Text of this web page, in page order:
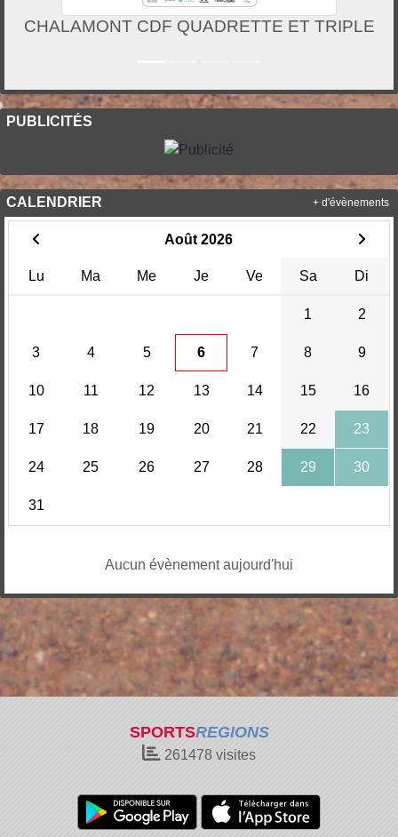
CHALAMONT CDF QUADRETTE ET TRIPLE
PUBLICITÉS
CALENDRIER
Août 2026
Lu Ma Me Je Ve Sa Di
1 2
3 4 5 6 7 8 9
10 11 12 13 14 15 16
17 18 19 20 21 22 23
24 25 26 27 28 29 30
31
Aucun évènement aujourd'hui
+ d'évènements
SPORTSREGIONS
261478 visites